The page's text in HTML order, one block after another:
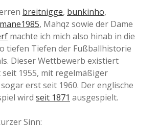
breitnigge, bunkinho,
, Mahqz sowie der Dame
machte ich mich also hinab in die
tiefen Tiefen der Fußballhistorie
Dieser Wettbewerb existiert
1955, mit regelmäßiger
erst seit 1960. Der englische
wird seit 1871 ausgespielt.
Sinn: